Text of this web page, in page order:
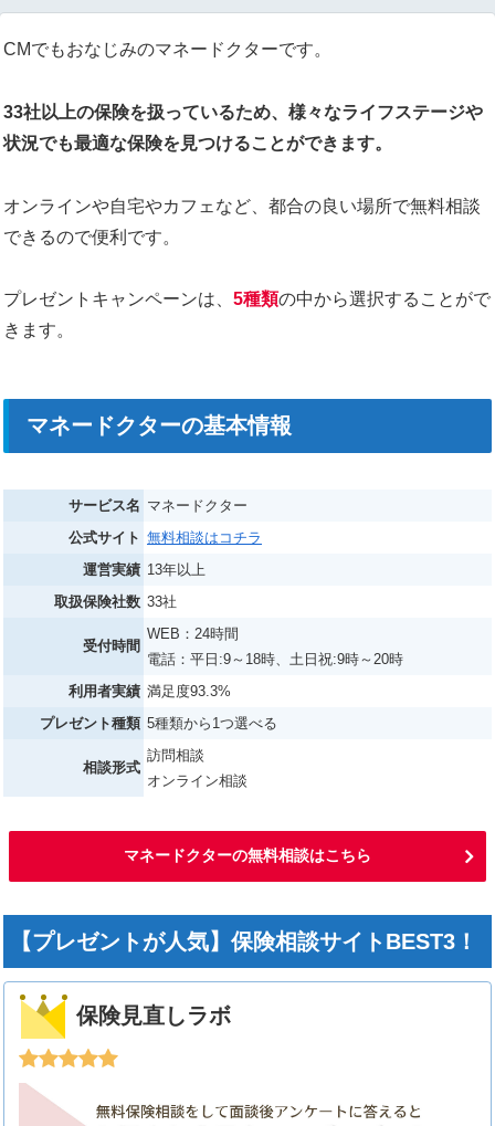
CMでもおなじみのマネードクターです。
33社以上の保険を扱っているため、様々なライフステージや
状況でも最適な保険を見つけることができます。
オンラインや自宅やカフェなど、都合の良い場所で無料相談
できるので便利です。
プレゼントキャンペーンは、 5種類の中から選択することがで
きます。
マネードクターの基本情報
サービス名 マネードクター
公式サイト 無料相談はコチラ
運営実績 13年以上
取扱保険社数 33社
受付時間
WEB：24時間
電話：平日:9～18時、土日祝:9時～20時
利用者実績 満足度93.3%
プレゼント種類 5種類から1つ選べる
相談形式
訪問相談
オンライン相談
マネードクターの無料相談はこちら
【プレゼントが人気】保険相談サイトBEST3！
保険見直しラボ